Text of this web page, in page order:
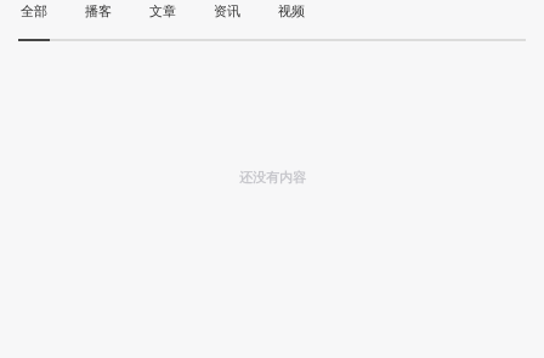
全部 播客 文章 资讯 视频
还没有内容